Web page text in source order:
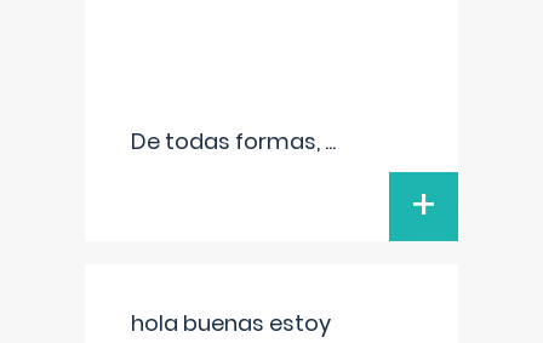
De todas formas, ...
+
hola buenas estoy